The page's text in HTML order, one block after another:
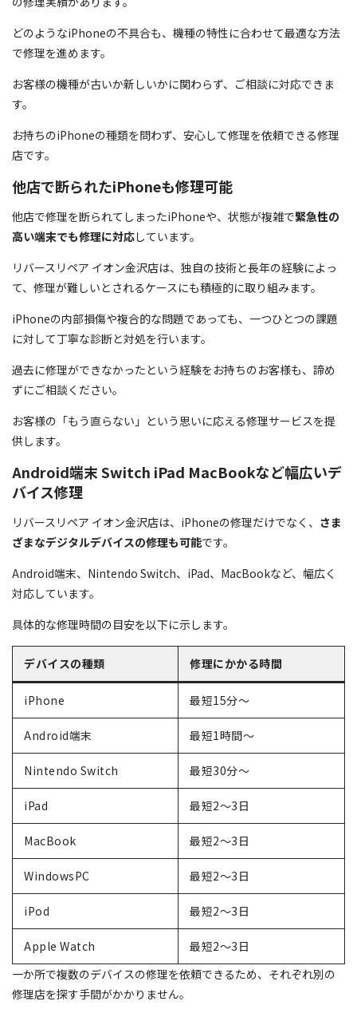
どのようなiPhoneの不具合も、機種の特性に合わせて最適な方法
で修理を進めます。
お客様の機種が古いか新しいかに関わらず、ご相談に対応できま
す。
お持ちのiPhoneの種類を問わず、安心して修理を依頼できる修理
店です。
他店で断られたiPhoneも修理可能
他店で修理を断られてしまったiPhoneや、状態が複雑で緊急性の
高い端末でも修理に対応しています。
リバースリペア イオン金沢店は、独自の技術と長年の経験によっ
て、修理が難しいとされるケースにも積極的に取り組みます。
iPhoneの内部損傷や複合的な問題であっても、一つひとつの課題
に対して丁寧な診断と対処を行います。
過去に修理ができなかったという経験をお持ちのお客様も、諦め
ずにご相談ください。
お客様の「もう直らない」という思いに応える修理サービスを提
供します。
Android端末 Switch iPad MacBookなど幅広いデ
バイス修理
リバースリペア イオン金沢店は、iPhoneの修理だけでなく、 さま
ざまなデジタルデバイスの修理も可能です。
Android端末、Nintendo Switch、iPad、MacBookなど、幅広く
対応しています。
具体的な修理時間の目安を以下に示します。
デバイスの種類 修理にかかる時間
iPhone 最短15分〜
Android端末 最短1時間〜
Nintendo Switch 最短30分〜
iPad 最短2〜3日
MacBook 最短2〜3日
WindowsPC 最短2〜3日
iPod 最短2〜3日
Apple Watch
最短2〜3日
一か所で複数のデバイスの修理を依頼できるため、それぞれ別の
修理店を探す手間がかかりません。